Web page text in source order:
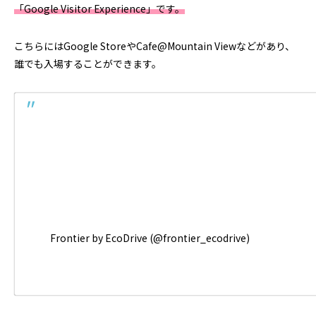
「Google Visitor Experience」です。
こちらにはGoogle StoreやCafe@Mountain Viewなどがあり、
誰でも入場することができます。
Frontier by EcoDrive (@frontier_ecodrive)